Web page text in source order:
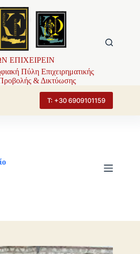
ΕΠΙΧΕΙΡΕΙΝ
Πύλη Επιχειρηματικής
& Δικτύωσης
Τ: +30 6909101159